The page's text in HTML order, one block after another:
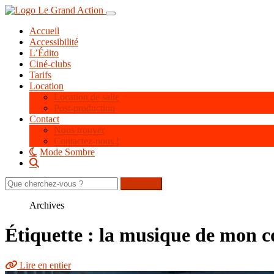
Aller
contenu
principal
Toggle navigation
Accueil
Accessibilité
L’Édito
Ciné-clubs
Tarifs
Location
Location de salle
Post-production
Contact
Nous trouver
Contactez-nous !
Mode Sombre
Rechercher
sur
Archives
Étiquette : la musique de mon
Lire en entier